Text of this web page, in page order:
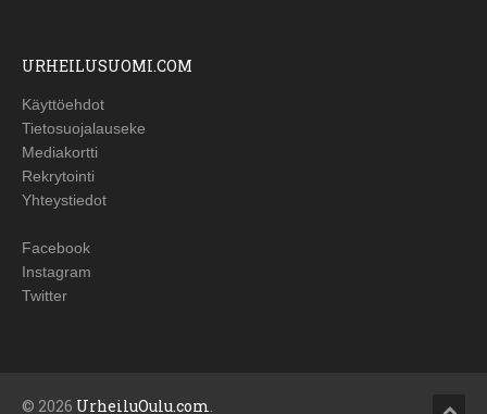
URHEILUSUOMI.COM
Käyttöehdot
Tietosuojalauseke
Mediakortti
Rekrytointi
Yhteystiedot
Facebook
Instagram
Twitter
© 2026 UrheiluOulu.com.